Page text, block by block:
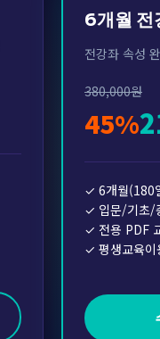
6개월 전
전강좌 속성
380,000원
45%
✓ 6개월(180
✓ 입문/기초/
✓ 전용 PDF
✓ 평생교육이